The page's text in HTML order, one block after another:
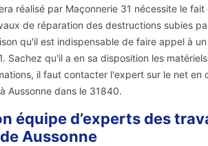
réalisé par Maçonnerie 31 nécessite le
de réparation des destructions subies
qu'il est indispensable de faire appel à
Sachez qu'il a en sa disposition les
il faut contacter l'expert sur le net
Aussonne dans le 31840.
équipe d’experts des
Aussonne